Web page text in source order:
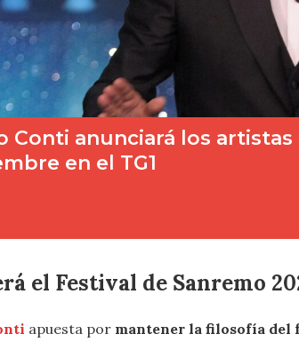
el Festival de Sanremo
apuesta por mantener la filosofía del